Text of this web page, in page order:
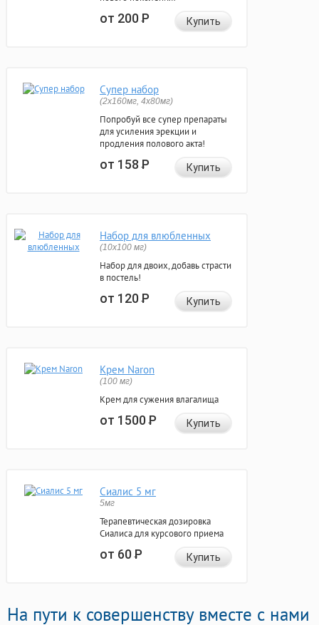
от 200Р Купить
Супер набор
(2х160мг, 4х80мг)
Попробуй все супер препараты
для усиления эрекции и
продления полового акта!
от 158Р Купить
Набор для влюбленных
(10х100 мг)
Набор для двоих, добавь страсти
в постель!
от 120Р Купить
Крем Naron
(100 мг)
Крем для сужения влагалища
от 1500Р Купить
Сиалис 5 мг
5мг
Терапевтическая дозировка
Сиалиса для курсового приема
от 60Р Купить
На пути к совершенству вместе с нами